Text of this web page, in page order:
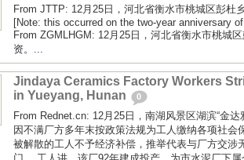
From JTTP: 12月25日，河北省衡水市桃城区彭杜
[Note: this occurred on the two-year anniversary
From ZGMLHGM: 12月25日，河北省衡水市桃城
资。...
Jindaya Ceramics Factory Workers
in Yueyang, Hunan
0
From Rednet.cn: 12月25日，南湖风景区湖滨“金
因不满厂方多年末按政策法规为工人缴纳各项社会
被解散的工人不予经济补偿，推举代表与厂方交涉